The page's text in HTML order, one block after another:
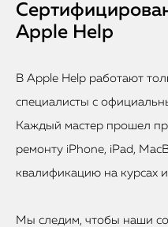
Apple Help
В Apple Help работают
специалисты с
Каждый мастер прошел
ремонту iPhone, iPad,
квалификацию на курсах и
Мы следим, чтобы наши